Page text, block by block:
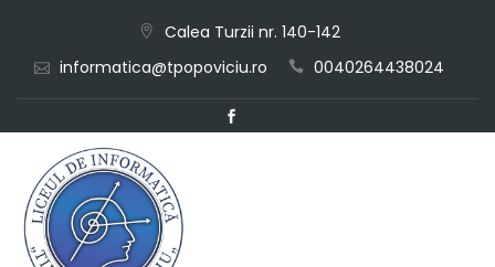
content
Calea Turzii nr. 140-142
informatica@tpopoviciu.ro
0040264438024